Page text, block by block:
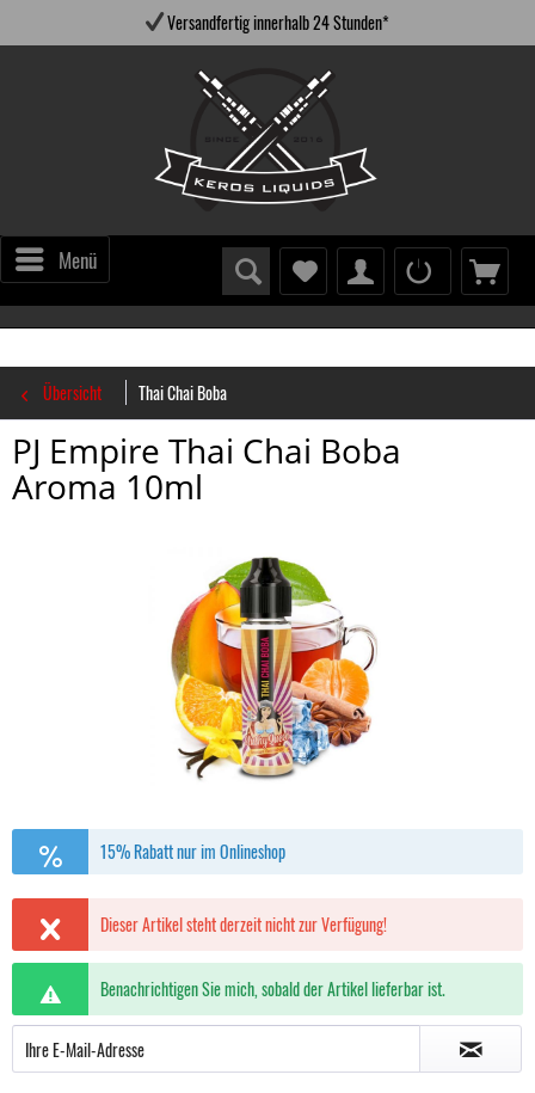
Versandfertig innerhalb 24 Stunden*
Menü
Übersicht Thai Chai Boba
PJ Empire Thai Chai Boba
Aroma 10ml
15% Rabatt nur im Onlineshop
Dieser Artikel steht derzeit nicht zur Verfügung!
Benachrichtigen Sie mich, sobald der Artikel lieferbar ist.